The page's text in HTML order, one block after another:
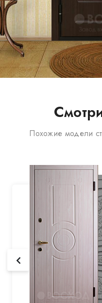
Похожие модели